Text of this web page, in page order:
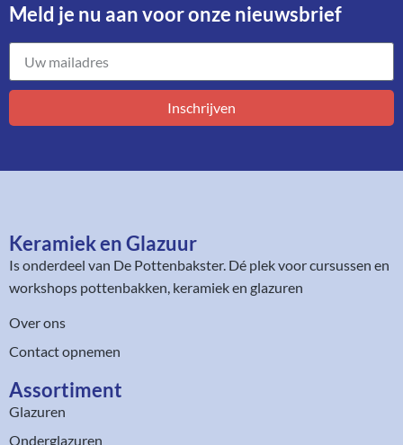
Meld je nu aan voor onze nieuwsbrief​
Inschrijven
Keramiek en Glazuur​
Is onderdeel van De Pottenbakster. Dé plek voor cursussen en
workshops pottenbakken, keramiek en glazuren
Over ons
Contact opnemen
Assortiment​
Glazuren
Onderglazuren